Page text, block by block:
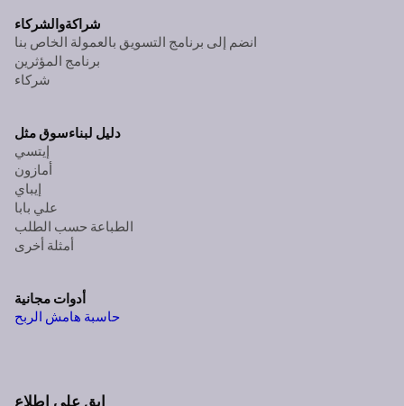
شراكةوالشركاء
انضم إلى برنامج التسويق بالعمولة الخاص بنا
برنامج المؤثرين
شركاء
دليل لبناءسوق مثل
إيتسي
أمازون
إيباي
علي بابا
الطباعة حسب الطلب
أمثلة أخرى
أدوات مجانية
حاسبة هامش الربح
ابق على اطلاع